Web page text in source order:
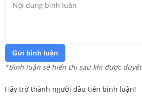
Gửi bình luận
*Bình luận sẽ hiển thị sau khi được duyệt
Hãy trở thành người đầu tiên bình luận!